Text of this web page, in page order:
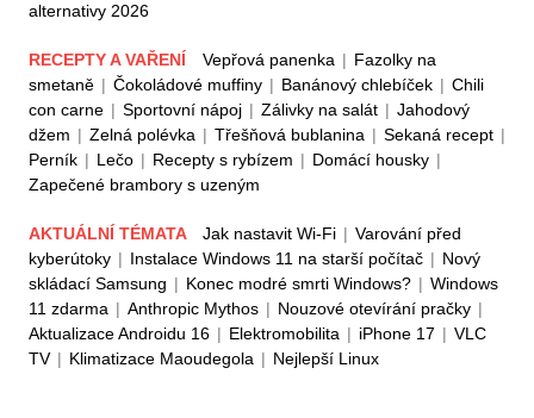
alternativy 2026
RECEPTY A VAŘENÍ Vepřová panenka | Fazolky na
smetaně | Čokoládové muffiny | Banánový chlebíček | Chili
con carne | Sportovní nápoj | Zálivky na salát | Jahodový
džem | Zelná polévka | Třešňová bublanina | Sekaná recept |
Perník | Lečo | Recepty s rybízem | Domácí housky |
Zapečené brambory s uzeným
AKTUÁLNÍ TÉMATA Jak nastavit Wi-Fi | Varování před
kyberútoky | Instalace Windows 11 na starší počítač | Nový
skládací Samsung | Konec modré smrti Windows? | Windows
11 zdarma | Anthropic Mythos | Nouzové otevírání pračky |
Aktualizace Androidu 16 | Elektromobilita | iPhone 17 | VLC
TV | Klimatizace Maoudegola | Nejlepší Linux